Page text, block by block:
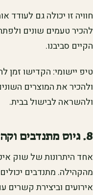
חוויה זו יכולה גם לעודד
להכיר טעמים שונים
הקיים סביבנו.
טיפ יישומי: הקדישו זמן
ולהכיר את המוצרים
ולהשראה לבישול בבית.
8. גיוס מתנדבים וקהילה פעילה
אחד היתרונות של שוק
מהקהילה. מתנדבים
אירועים וביצירת קשרים